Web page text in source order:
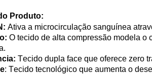
Produto:
: Ativa a microcirculação sanguínea
O tecido de alta compressão modela o
Tecido dupla face que oferece zero
: Tecido tecnológico que aumenta o